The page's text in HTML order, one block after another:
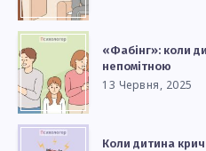
«Фабінг»: коли
непомітною
13 Червня, 2025
Коли дитина